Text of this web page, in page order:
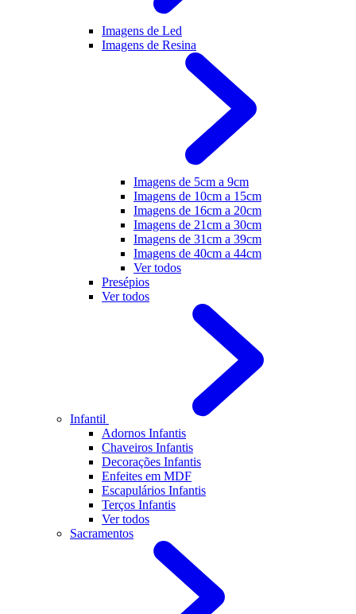
Imagens de Led
Imagens de Resina
Imagens de 5cm a 9cm
Imagens de 10cm a 15cm
Imagens de 16cm a 20cm
Imagens de 21cm a 30cm
Imagens de 31cm a 39cm
Imagens de 40cm a 44cm
Ver todos
Presépios
Ver todos
Infantil
Adornos Infantis
Chaveiros Infantis
Decorações Infantis
Enfeites em MDF
Escapulários Infantis
Terços Infantis
Ver todos
Sacramentos